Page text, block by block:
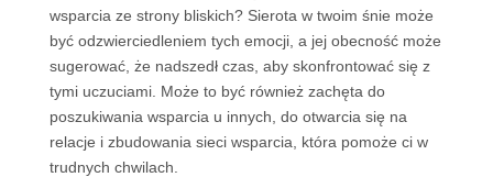
wsparcia ze strony bliskich? Sierota w twoim śnie może
być odzwierciedleniem tych emocji, a jej obecność może
sugerować, że nadszedł czas, aby skonfrontować się z
tymi uczuciami. Może to być również zachęta do
poszukiwania wsparcia u innych, do otwarcia się na
relacje i zbudowania sieci wsparcia, która pomoże ci w
trudnych chwilach.